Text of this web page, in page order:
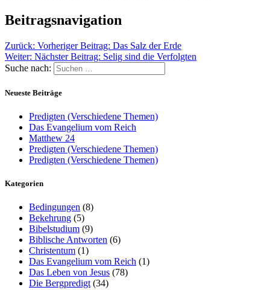
Beitragsnavigation
Zurück: Vorheriger Beitrag: Das Salz der Erde
Weiter: Nächster Beitrag: Selig sind die Verfolgten
Suche nach:
Neueste Beiträge
Predigten (Verschiedene Themen)
Das Evangelium vom Reich
Matthew 24
Predigten (Verschiedene Themen)
Predigten (Verschiedene Themen)
Kategorien
Bedingungen (8)
Bekehrung (5)
Bibelstudium (9)
Biblische Antworten (6)
Christentum (1)
Das Evangelium vom Reich (1)
Das Leben von Jesus (78)
Die Bergpredigt (34)